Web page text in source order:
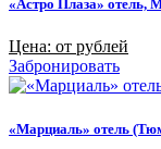
«Астро Плаза» отель,
Цена: от рублей
Забронировать
«Марциаль» отель